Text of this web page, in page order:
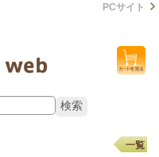
PCサイト
一覧